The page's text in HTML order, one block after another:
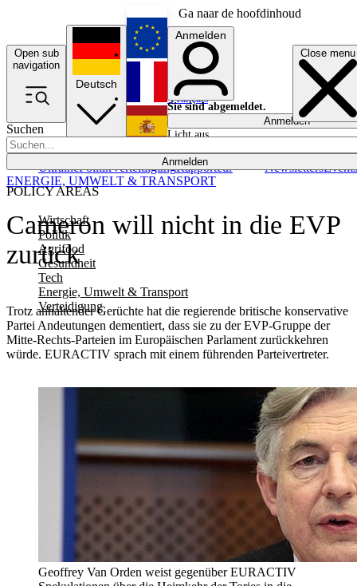
Ga naar de hoofdinhoud
Open sub
navigation
Close menu
Suchen
Anmelden
POLICY AREAS
Wirtschaft
Politik
Agrifood
Gesundheit
Tech
Energie, Umwelt & Transport
Verteidigung
UkrainePolitikVerteidigungRapporteur NewslettersEvents
Deutsch
English
Français
Anmelden
Sie sind abgemeldet.
Anmelden
Licht aus
Cameron will nicht in die EVP
zurück
Trotz anhaltender Gerüchte hat die regierende britische konservative
Partei Andeutungen dementiert, dass sie zu der EVP-Gruppe der
Mitte-Rechts-Parteien im Europäischen Parlament zurückkehren
würde. EURACTIV sprach mit einem führenden Parteivertreter.
ENERGIE, UMWELT & TRANSPORT
Geoffrey Van Orden weist gegenüber EURACTIV